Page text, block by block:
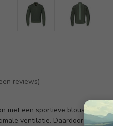
reviews)
met een sportieve blousonsnit
ventilatie. Daardoor kan